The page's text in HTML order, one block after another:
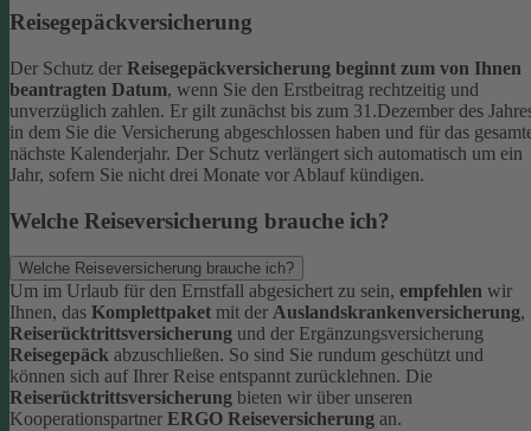
Reisegepäckversicherung
Der Schutz der Reisegepäckversicherung beginnt zum von Ihnen
beantragten Datum, wenn Sie den Erstbeitrag rechtzeitig und
unverzüglich zahlen. Er gilt zunächst bis zum 31.Dezember des
in dem Sie die Versicherung abgeschlossen haben und für das
nächste Kalenderjahr. Der Schutz verlängert sich automatisch um ein
Jahr, sofern Sie nicht drei Monate vor Ablauf kündigen.
Welche Reiseversicherung brauche ich?
Welche Reiseversicherung brauche ich?
Um im Urlaub für den Ernstfall abgesichert zu sein, empfehlen wir
Ihnen, das Komplettpaket mit der Auslandskrankenversicherung,
Reiserücktrittsversicherung und der Ergänzungsversicherung
Reisegepäck abzuschließen. So sind Sie rundum geschützt und
können sich auf Ihrer Reise entspannt zurücklehnen. Die
Reiserücktrittsversicherung bieten wir über unseren
Kooperationspartner ERGO Reiseversicherung an.